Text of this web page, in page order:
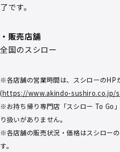
了です。
・販売店舗
全国のスシロー
※各店舗の営業時間は、スシローのHP
(https://www.akindo-sushiro.co.jp/
※お持ち帰り専門店「スシロー To Go
り扱いがありません。
※各店舗の販売状況・価格はスシロー
す。